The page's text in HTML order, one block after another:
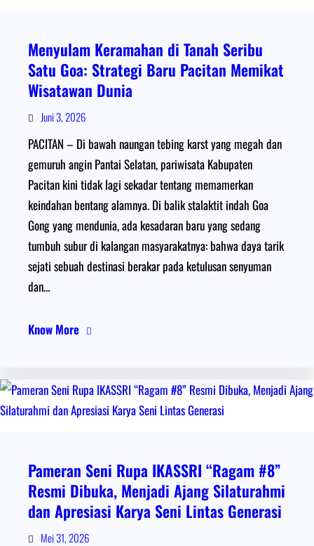
Menyulam Keramahan di Tanah Seribu
Satu Goa: Strategi Baru Pacitan Memikat
Wisatawan Dunia
Juni 3, 2026
PACITAN – Di bawah naungan tebing karst yang megah dan
gemuruh angin Pantai Selatan, pariwisata Kabupaten
Pacitan kini tidak lagi sekadar tentang memamerkan
keindahan bentang alamnya. Di balik stalaktit indah Goa
Gong yang mendunia, ada kesadaran baru yang sedang
tumbuh subur di kalangan masyarakatnya: bahwa daya tarik
sejati sebuah destinasi berakar pada ketulusan senyuman
dan…
Know More
Pameran Seni Rupa IKASSRI “Ragam #8”
Resmi Dibuka, Menjadi Ajang Silaturahmi
dan Apresiasi Karya Seni Lintas Generasi
Mei 31, 2026